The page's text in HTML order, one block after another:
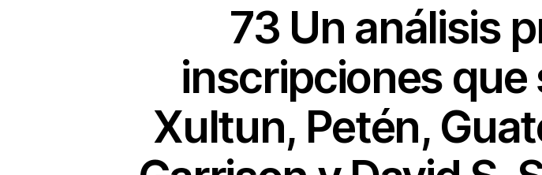
73 Un análisis
inscripciones que
Xultun, Petén,